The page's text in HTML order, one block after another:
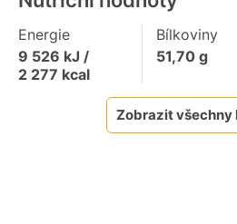
Energie
9 526 kJ /
2 277 kcal
Bílkoviny
51,70g
Zobrazit všechny